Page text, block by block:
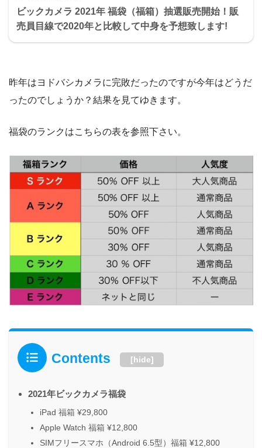
ビックカメラ 2021年 福袋（福箱）抽選販売開始！販
売員目線で2020年と比較して中身を予想致します!
昨年はヨドバシカメラに完敗だったのですが今年はどうだ
ったのでしょうか？結果を見てゆきます。
福袋のランクはこちらの表を参照下さい。
Contents [hide]
2021年ビックカメラ福袋
iPad 福箱 ¥29,800
Apple Watch 福箱 ¥12,800
SIMフリースマホ（Android 6.5型）福箱 ¥12,800